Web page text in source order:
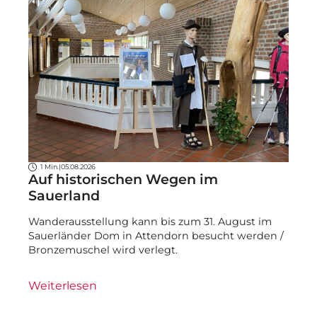
1 Min. |05.08.2026
Auf historischen Wegen im
Sauerland
Wanderausstellung kann bis zum 31. August im
Sauerländer Dom in Attendorn besucht werden /
Bronzemuschel wird verlegt.
Weiterlesen